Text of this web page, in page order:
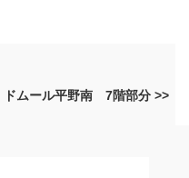
ドムール平野南 7階部分 >>